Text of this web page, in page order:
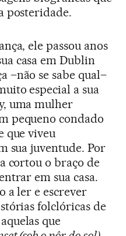
posteridade.
ele passou anos
casa em Dublin
–não se sabe qual–
especial a sua
uma mulher
pequeno condado
que viveu
sua juventude. Por
cortou o braço de
em sua casa.
a ler e escrever
folclóricas de
que